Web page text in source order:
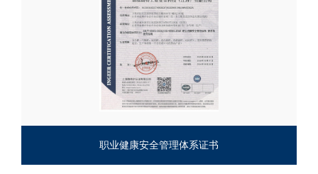
职业健康安全管理体系证书